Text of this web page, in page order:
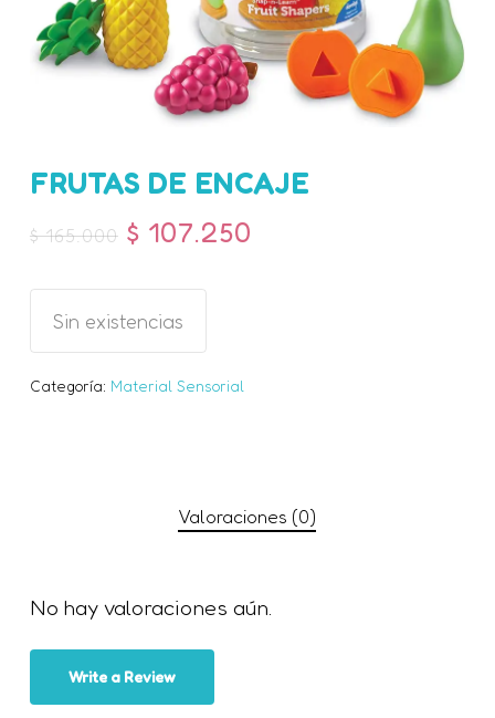
FRUTAS DE ENCAJE
$165.000 $ 107.250
Sin existencias
Categoría: Material Sensorial
Valoraciones (0)
No hay valoraciones aún.
Write a Review
Nombre
Correo electrónico
navegador para la próxima vez